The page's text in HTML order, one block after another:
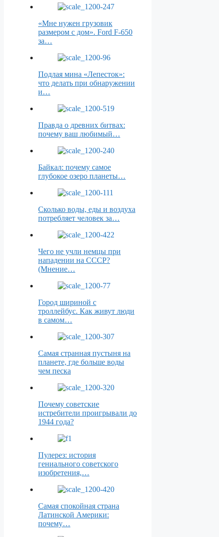
«Мне нужен грузовик
размером с дом». Ford F-650
за…
Подлая мина «Лепесток»:
что делать при обнаружении
и…
Правда о древних битвах:
почему ваш любимый…
Байкал: почему самое
глубокое озеро планеты…
Сколько воды, еды и воздуха
потребляет человек за…
Чего не учли немцы при
нападении на СССР?
(Мнение…
Город шириной с
троллейбус. Как живут люди
в самом…
Самая странная пустыня на
планете, где больше воды
чем песка
Почему советские
истребители проигрывали до
1944 года?
Пулерез: история
гениального советского
изобретения,…
Самая спокойная страна
Латинской Америки:
почему…